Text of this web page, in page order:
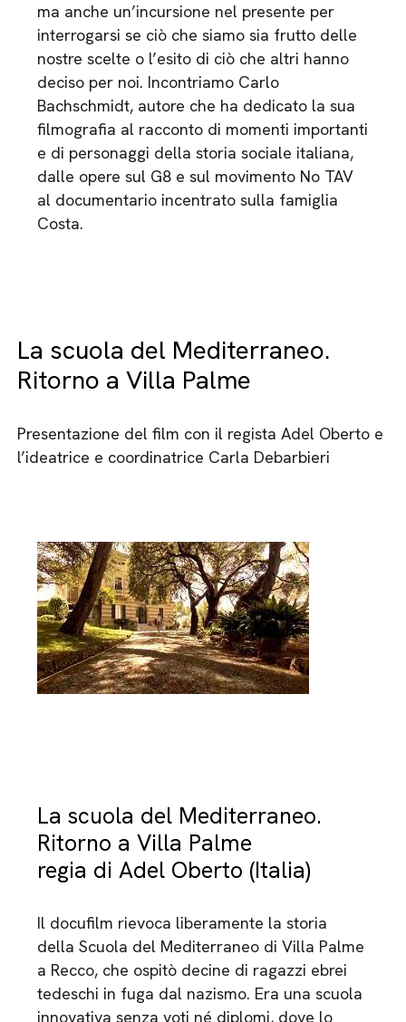
ma anche un’incursione nel presente per
interrogarsi se ciò che siamo sia frutto delle
nostre scelte o l’esito di ciò che altri hanno
deciso per noi. Incontriamo Carlo
Bachschmidt, autore che ha dedicato la sua
filmografia al racconto di momenti importanti
e di personaggi della storia sociale italiana,
dalle opere sul G8 e sul movimento No TAV
al documentario incentrato sulla famiglia
Costa.
La scuola del Mediterraneo.
Ritorno a Villa Palme
Presentazione del film con il regista Adel Oberto e
l’ideatrice e coordinatrice Carla Debarbieri
La scuola del Mediterraneo.
Ritorno a Villa Palme
regia di Adel Oberto (Italia)
Il docufilm rievoca liberamente la storia
della Scuola del Mediterraneo di Villa Palme
a Recco, che ospitò decine di ragazzi ebrei
tedeschi in fuga dal nazismo. Era una scuola
innovativa senza voti né diplomi, dove lo